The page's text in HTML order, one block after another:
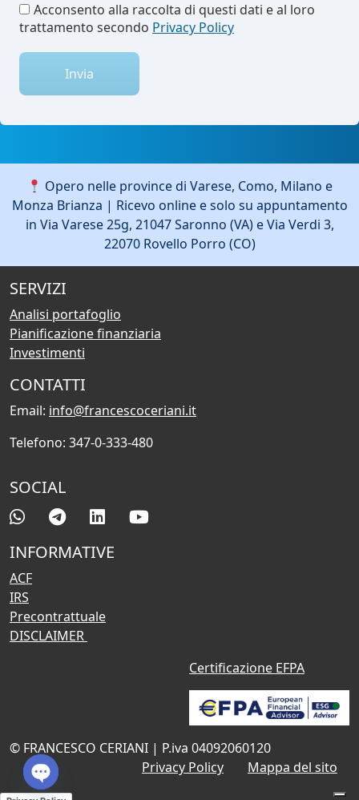
Acconsento alla raccolta di questi dati e al loro
trattamento secondo Privacy Policy
Invia
Opero nelle province di Varese, Como, Milano e
Monza Brianza | Ricevo online e solo su appuntamento
in Via Varese 25g, 21047 Saronno (VA) e Via Verdi 3,
22070 Rovello Porro (CO)
SERVIZI
Analisi portafoglio
Pianificazione finanziaria
Investimenti
CONTATTI
Email: info@francescoceriani.it
Telefono: 347-0-333-480
SOCIAL
INFORMATIVE
ACF
IRS
Precontrattuale
DISCLAIMER
Certificazione EFPA
© FRANCESCO CERIANI | P.iva 04092060120
Privacy Policy
Mappa del sito